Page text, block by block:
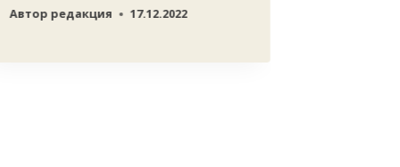
Автор редакция 17.12.2022